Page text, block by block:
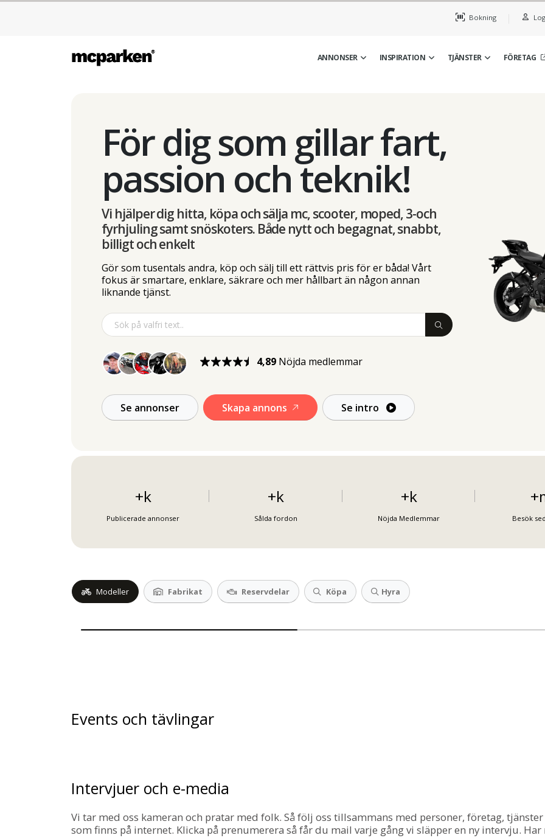
Bokning
ANNONSER INSPIRATION TJÄNSTER FÖRETAG
För dig som gillar fart,
passion och teknik!
Vi hjälper dig hitta, köpa och sälja mc, scooter, moped, 3-och
fyrhjuling samt snöskoters. Både nytt och begagnat, snabbt,
billigt och enkelt
Gör som tusentals andra, köp och sälj till ett rättvis pris för er båda! Vårt
fokus är smartare, enklare, säkrare och mer hållbart än någon annan
liknande tjänst.
4,89 Nöjda medlemmar
Se annonser Skapa annons Se intro
+k
Publicerade annonser
+k
Sålda fordon
+k
Nöjda Medlemmar
+
Besök
Modeller Fabrikat Reservdelar Köpa Hyra
Events och tävlingar
Intervjuer och e-media
Vi tar med oss kameran och pratar med folk. Så följ oss tillsammans med personer, företag,
som finns på internet. Klicka på prenumerera så får du mail varje gång vi släpper en ny intervju.